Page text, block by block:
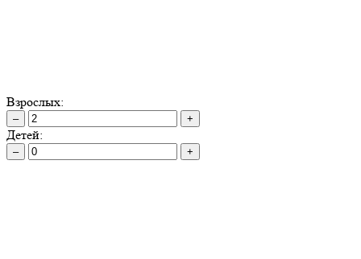
Взрослых:
– +
Детей:
– +